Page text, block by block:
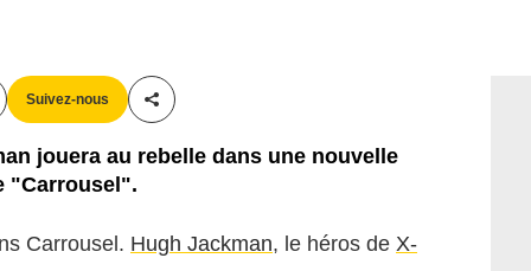
Suivez-nous
Partager cet article
jouera au rebelle dans une nouvelle
"Carrousel".
Carrousel. Hugh Jackman, le héros de X-